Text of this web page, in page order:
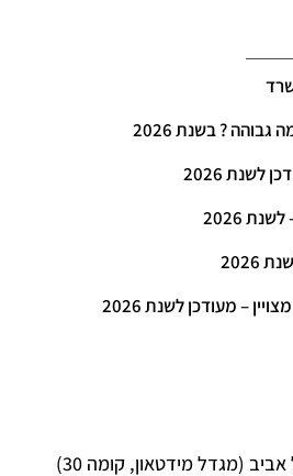
? בשנת 2026
2026
2026
– מעודכן לשנת 2026